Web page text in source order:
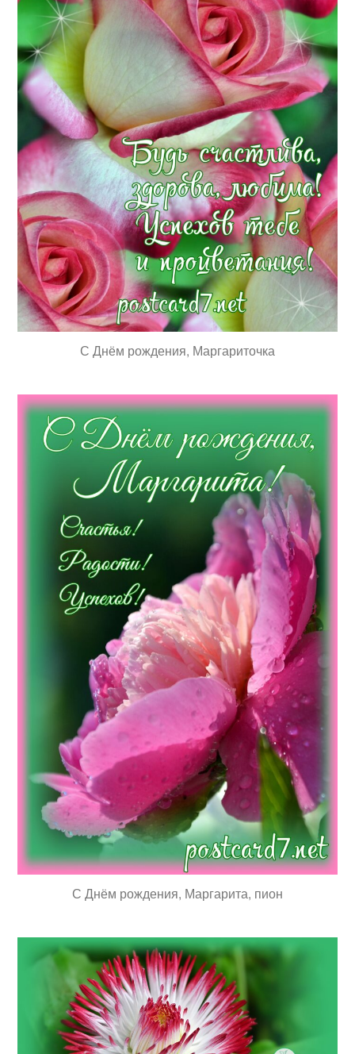
С Днём рождения, Маргариточка
С Днём рождения, Маргарита, пион